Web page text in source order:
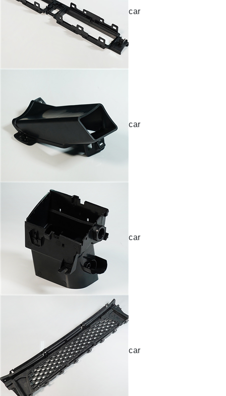
car
car
car
car